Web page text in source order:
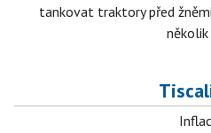
tankovat traktory před